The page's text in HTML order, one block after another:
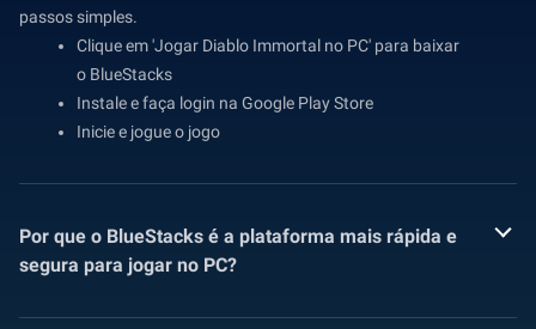
passos simples.
Clique em 'Jogar Diablo Immortal no PC' para baixar
o BlueStacks
Instale e faça login na Google Play Store
Inicie e jogue o jogo
Por que o BlueStacks é a plataforma mais rápida e
segura para jogar no PC?